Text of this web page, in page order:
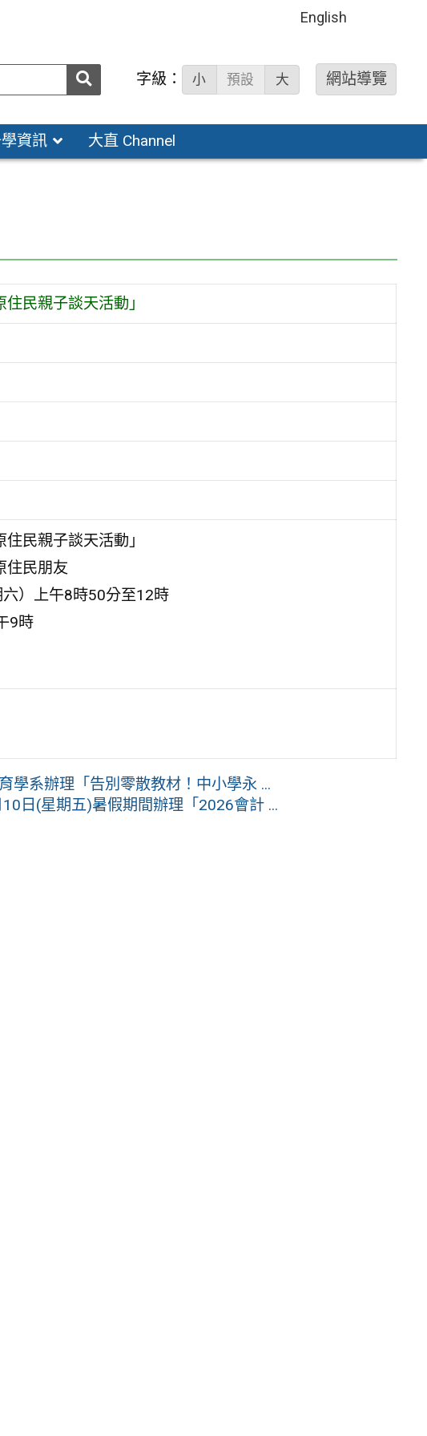
English
送出 字級： 小 預設 大 網站導覽
資訊 大直 Channel
民親子談天活動」
民親子談天活動」
住民朋友
）上午8時50分至12時
9時
學系辦理「告別零散教材！中小學永 ...
日(星期五)暑假期間辦理「2026會計 ...